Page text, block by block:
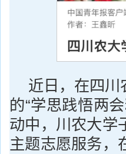
近日，在四川
的“学思践悟两
动中，川农大学
主题志愿服务，